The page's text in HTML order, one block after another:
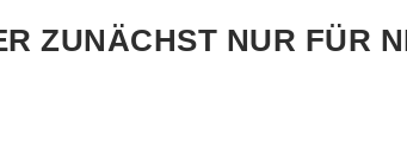
ZUNÄCHST NUR FÜR